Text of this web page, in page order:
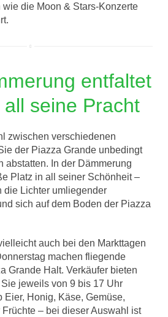
die Moon & Stars-Konzerte
entfaltet
seine Pracht
zwischen verschiedenen
der Piazza Grande unbedingt
abstatten. In der Dämmerung
Platz in all seiner Schönheit –
die Lichter umliegender
sich auf dem Boden der Piazza
auch bei den Markttagen
machen fliegende
Grande Halt. Verkäufer bieten
jeweils von 9 bis 17 Uhr
Eier, Honig, Käse, Gemüse,
– bei dieser Auswahl ist